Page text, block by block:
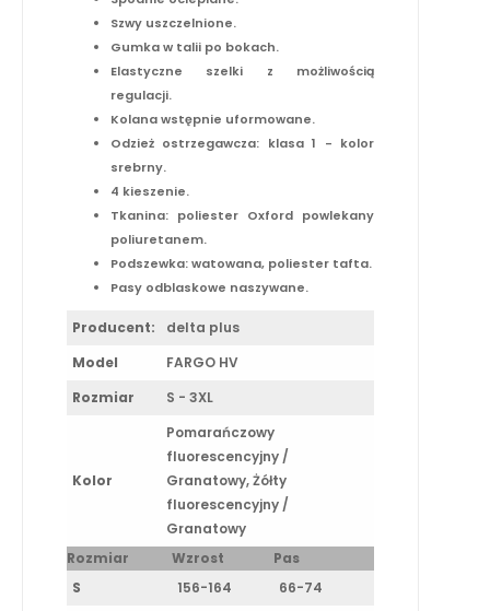
Szwy uszczelnione.
Gumka w talii po bokach.
Elastyczne szelki z możliwością
regulacji.
Kolana wstępnie uformowane.
Odzież ostrzegawcza: klasa 1 - kolor
srebrny.
4 kieszenie.
Tkanina: poliester Oxford powlekany
poliuretanem.
Podszewka: watowana, poliester tafta.
Pasy odblaskowe naszywane.
Producent:
delta plus
Model
FARGO HV
Rozmiar
S - 3XL
Kolor
Pomarańczowy
fluorescencyjny /
Granatowy, Żółty
fluorescencyjny /
Granatowy
Rozmiar
Wzrost
Pas
S
156-164
66-74